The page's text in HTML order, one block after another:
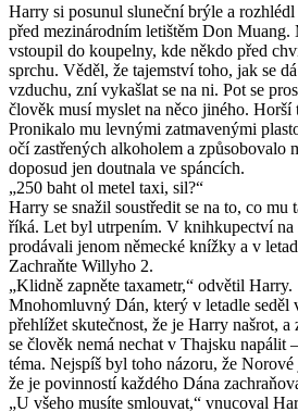
Harry si posunul sluneční brýle a
před mezinárodním letištěm Don Muang.
vstoupil do koupelny, kde někdo před
sprchu. Věděl, že tajemství toho, jak se
vzduchu, zní vykašlat se na ni. Pot se
člověk musí myslet na něco jiného. Horší
Pronikalo mu levnými zatmavenými
očí zastřených alkoholem a způsobovalo
doposud jen doutnala ve spáncích.
„250 baht ol metel taxi, sil?“
Harry se snažil soustředit se na to, co
říká. Let byl utrpením. V knihkupectví na
prodávali jenom německé knížky a v
Zachraňte Willyho 2.
„Klidně zapněte taxametr,“ odvětil Harry.
Mnohomluvný Dán, který v letadle seděl
přehlížet skutečnost, že je Harry našrot,
se člověk nemá nechat v Thajsku napálit
téma. Nejspíš byl toho názoru, že
že je povinností každého Dána
„U všeho musíte smlouvat,“ vnucoval